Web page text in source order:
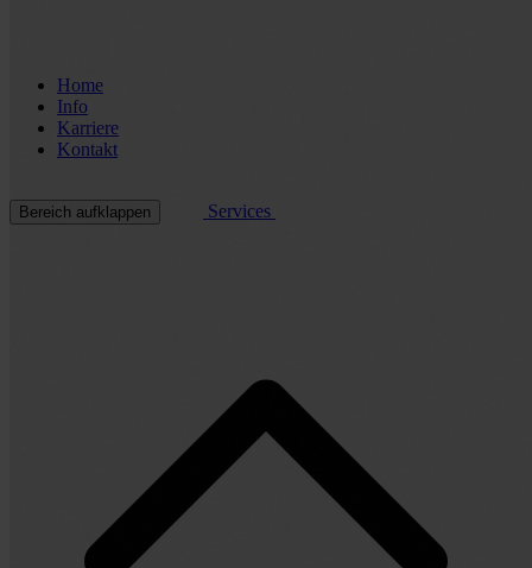
Home
Info
Karriere
Kontakt
Bereich aufklappen Services